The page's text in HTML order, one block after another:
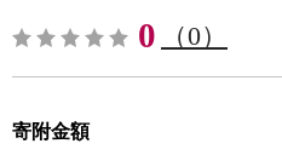
0 （0）
寄附金額